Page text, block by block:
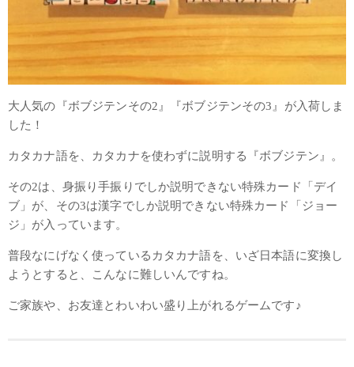
大人気の『ボブジテンその2』『ボブジテンその3』が入荷しま
した！
カタカナ語を、カタカナを使わずに説明する『ボブジテン』。
その2は、身振り手振りでしか説明できない特殊カード「デイ
ブ」が、その3は漢字でしか説明できない特殊カード「ジョー
ジ」が入っています。
普段なにげなく使っているカタカナ語を、いざ日本語に変換し
ようとすると、こんなに難しいんですね。
ご家族や、お友達とわいわい盛り上がれるゲームです♪